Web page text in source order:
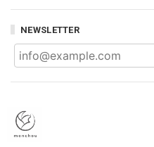
NEWSLETTER